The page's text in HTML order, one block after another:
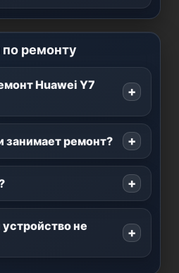
ремонту
Huawei Y7
занимает ремонт?
не